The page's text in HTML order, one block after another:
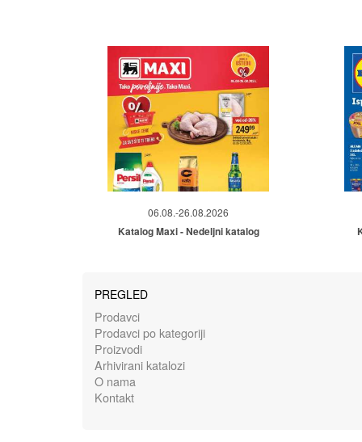
06.08.-26.08.2026
Katalog Maxi - Nedeljni katalog
PREGLED
Prodavci
Prodavci po kategoriji
Proizvodi
Arhivirani katalozi
O nama
Kontakt